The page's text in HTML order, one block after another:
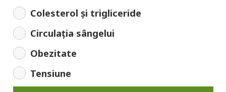
Colesterol și trigliceride
Circulația sângelui
Obezitate
Tensiune